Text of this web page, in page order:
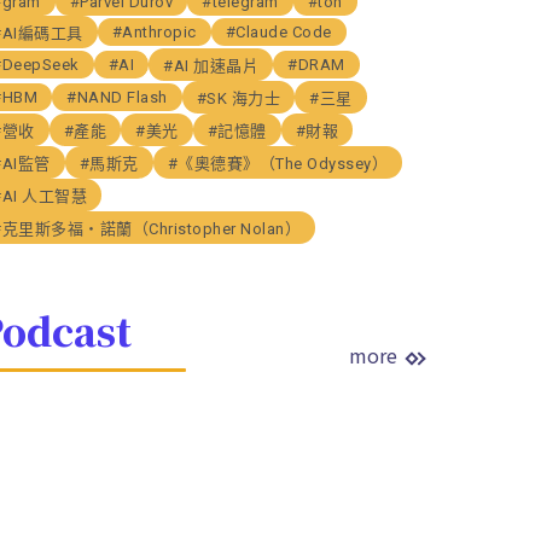
編碼工具
#Anthropic
#Claude Code
#AI #AI 加速晶片
#DRAM
#NAND Flash #SK 海力士
#三星
收
#產能 #美光 #記憶體
#財報
監管
#馬斯克
#《奧德賽》（The Odyssey）
人工智慧
里斯多福・諾蘭（Christopher Nolan）
more